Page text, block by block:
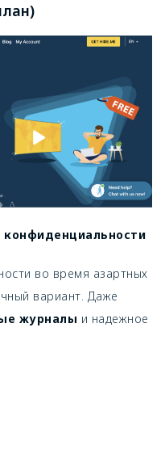
во время азартных
вариант. Даже
журналы и надежное